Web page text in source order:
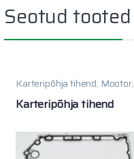
Seotud tooted
Karteripõhja tihend, Mootor,
Karteripõhja tihend